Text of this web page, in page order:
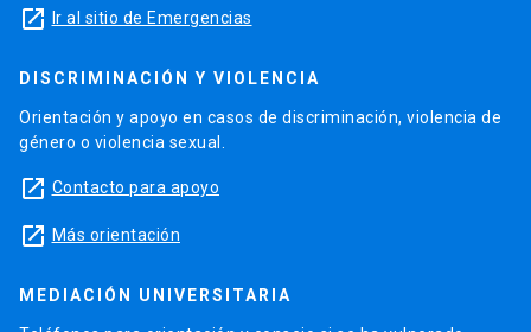
launch Ir al sitio de Emergencias
DISCRIMINACIÓN Y VIOLENCIA
Orientación y apoyo en casos de discriminación, violencia de
género o violencia sexual.
launch Contacto para apoyo
launch Más orientación
MEDIACIÓN UNIVERSITARIA